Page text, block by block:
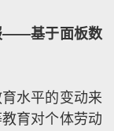
——基于面板数
水平的变动来
育对个体劳动